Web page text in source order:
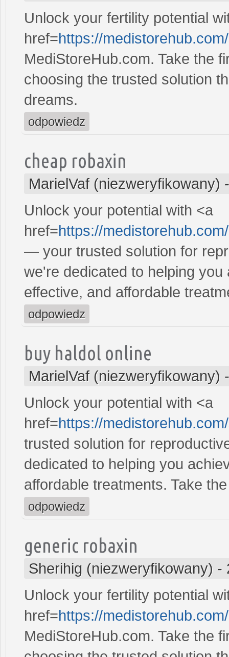
Unlock your fertility potential
href=https://
MediStoreHub.com. Take the
choosing the trusted solution
dreams.
odpowiedz
cheap robaxin
MarielVaf (niezweryfikowany)
Unlock your potential with <a
href=https://
— your trusted solution for
we're dedicated to helping
effective, and affordable
odpowiedz
buy haldol online
MarielVaf (niezweryfikowany)
Unlock your potential with <a
href=https://
trusted solution for
dedicated to helping you
affordable treatments. Take
odpowiedz
generic robaxin
Sherihig (niezweryfikowany) -
Unlock your fertility potential
href=https://
MediStoreHub.com. Take the